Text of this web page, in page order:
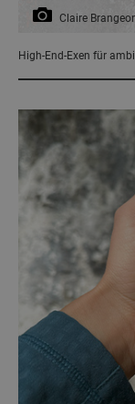
Claire
High-End-Exen für